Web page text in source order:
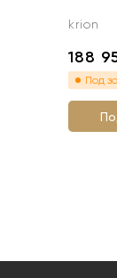
krion
188
Под